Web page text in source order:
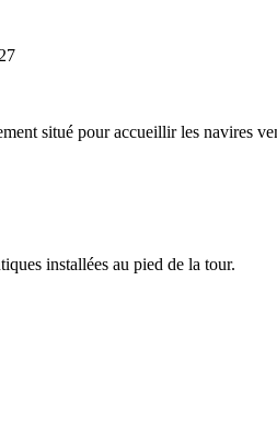
situé pour accueillir les navires
installées au pied de la tour.